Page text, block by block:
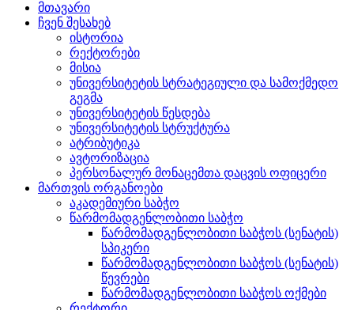
მთავარი
ჩვენ შესახებ
ისტორია
რექტორები
მისია
უნივერსიტეტის სტრატეგიული და სამოქმედო
გეგმა
უნივერსიტეტის წესდება
უნივერსიტეტის სტრუქტურა
ატრიბუტიკა
ავტორიზაცია
პერსონალურ მონაცემთა დაცვის ოფიცერი
მართვის ორგანოები
აკადემიური საბჭო
წარმომადგენლობითი საბჭო
წარმომადგენლობითი საბჭოს (სენატის)
სპიკერი
წარმომადგენლობითი საბჭოს (სენატის)
წევრები
წარმომადგენლობითი საბჭოს ოქმები